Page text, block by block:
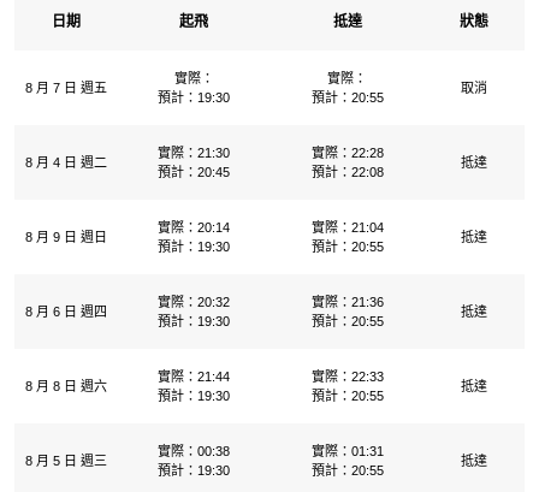
日期 起飛 抵達 狀態
8 月 7 日 週五
實際：
預計：19:30
實際：
預計：20:55
取消
8 月 4 日 週二
實際：21:30
預計：20:45
實際：22:28
預計：22:08
抵達
8 月 9 日 週日
實際：20:14
預計：19:30
實際：21:04
預計：20:55
抵達
8 月 6 日 週四
實際：20:32
預計：19:30
實際：21:36
預計：20:55
抵達
8 月 8 日 週六
實際：21:44
預計：19:30
實際：22:33
預計：20:55
抵達
8 月 5 日 週三
實際：00:38
預計：19:30
實際：01:31
預計：20:55
抵達